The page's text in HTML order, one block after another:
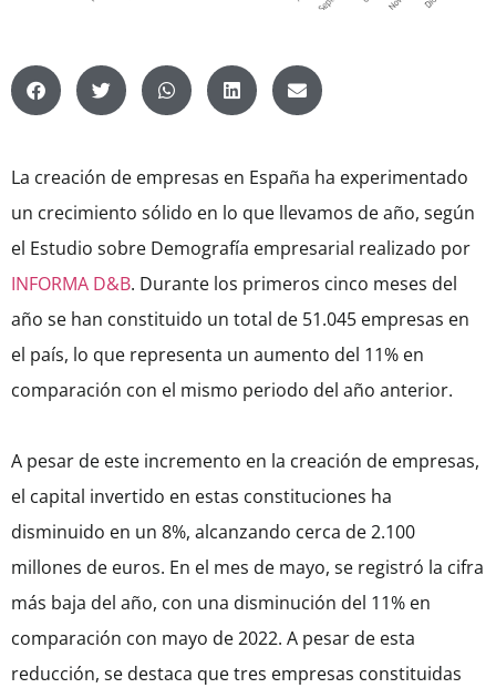
La creación de empresas en España ha experimentado
un crecimiento sólido en lo que llevamos de año, según
el Estudio sobre Demografía empresarial realizado por
INFORMA D&B. Durante los primeros cinco meses del
año se han constituido un total de 51.045 empresas en
el país, lo que representa un aumento del 11% en
comparación con el mismo periodo del año anterior.
A pesar de este incremento en la creación de empresas,
el capital invertido en estas constituciones ha
disminuido en un 8%, alcanzando cerca de 2.100
millones de euros. En el mes de mayo, se registró la cifra
más baja del año, con una disminución del 11% en
comparación con mayo de 2022. A pesar de esta
reducción, se destaca que tres empresas constituidas